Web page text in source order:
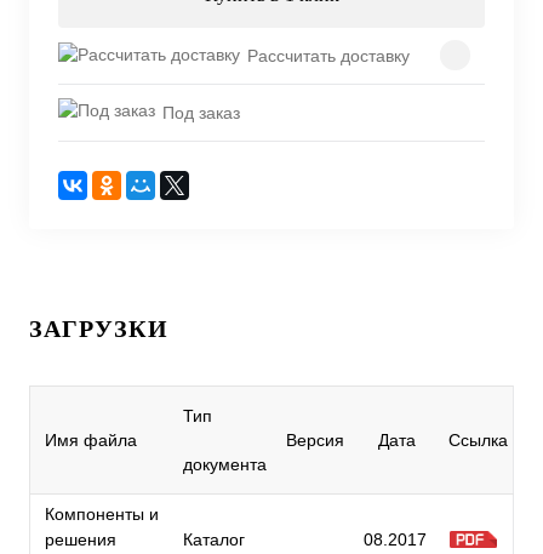
Рассчитать доставку
Под заказ
ЗАГРУЗКИ
Имя файла
Тип
документа
Версия Дата Ссылка
Компоненты и
решения
Каталог 08.2017